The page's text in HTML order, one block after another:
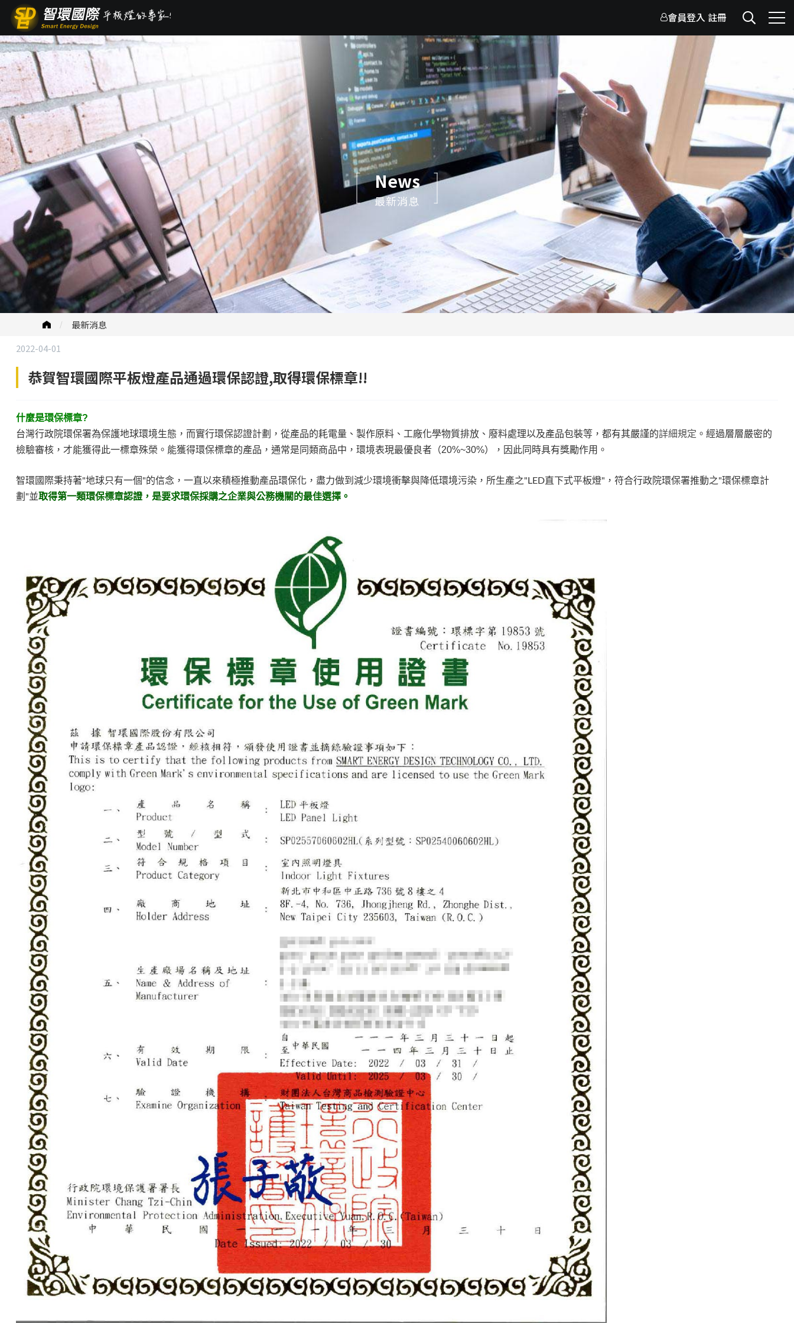
會員登入 註冊
News
最新消息
最新消息
2022-04-01
恭賀智環國際平板燈產品通過環保認證,取得環保標章!!
什麼是環保標章?
台灣行政院環保署為保護地球環境生態，而實行環保認證計劃，從產品的耗電量、製作原料、工廠化學物質排放、廢料處理以及產品包裝等，都有其嚴謹的詳細規定 。經過層層嚴密的
檢驗審核，才能獲得此一標章殊榮。能獲得環保標章的產品，通常是同類商品中，環境表現最優良者（20%~30%），因此同時具有獎勵作用。
智環國際秉持著"地球只有一個"的信念，一直以來積極推動產品環保化，盡力做到減少環境衝擊與降低環境污染，所生產之"LED直下式平板燈"，符合行政院環保署推動之"環保標章計
劃"並取得第一類環保標章認證，是要求環保採購之企業與公務機關的最佳選擇。